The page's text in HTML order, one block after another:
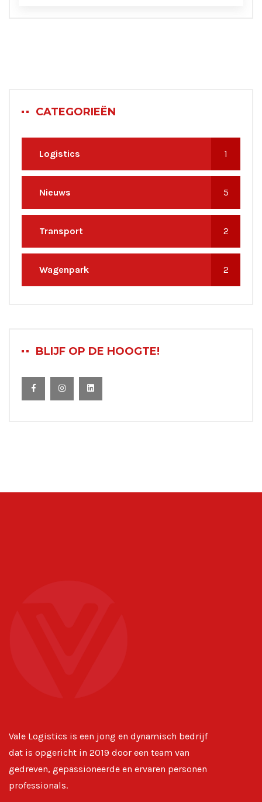
CATEGORIEËN
Logistics 1
Nieuws 5
Transport 2
Wagenpark 2
BLIJF OP DE HOOGTE!
Vale Logistics is een jong en dynamisch bedrijf
dat is opgericht in 2019 door een team van
gedreven, gepassioneerde en ervaren personen
professionals.